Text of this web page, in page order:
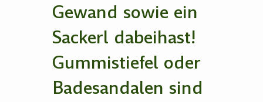
Gewand sowie ein
Sackerl dabeihast!
Gummistiefel oder
Badesandalen sind